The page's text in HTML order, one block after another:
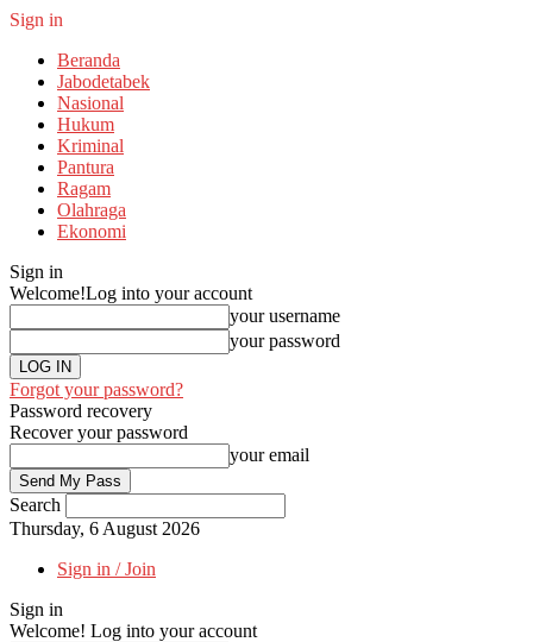
Sign in
Beranda
Jabodetabek
Nasional
Hukum
Kriminal
Pantura
Ragam
Olahraga
Ekonomi
Sign in
Welcome!Log into your account
your username
your password
Forgot your password?
Password recovery
Recover your password
your email
Search
Thursday, 6 August 2026
Sign in / Join
Sign in
Welcome! Log into your account